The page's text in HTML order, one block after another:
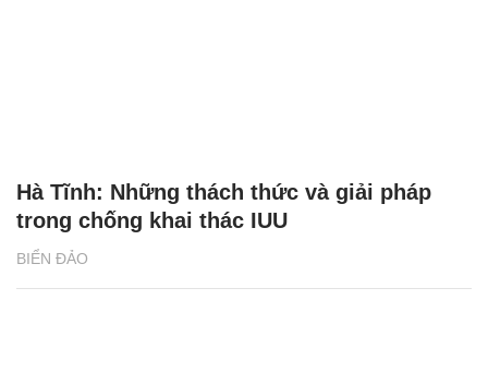
BIỂN ĐẢO
Hà Tĩnh: Những thách thức và giải pháp
trong chống khai thác IUU